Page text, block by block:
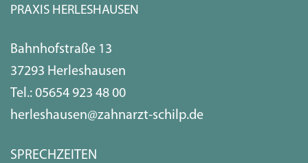
PRAXIS HERLESHAUSEN
Bahnhofstraße 13
37293 Herleshausen
Tel.: 05654 923 48 00
herleshausen@zahnarzt-schilp.de
SPRECHZEITEN